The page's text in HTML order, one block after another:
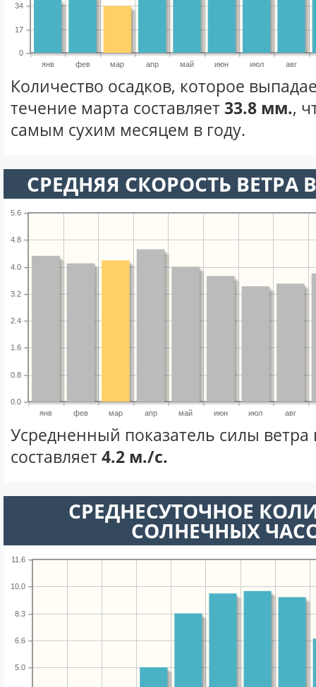
янв фев мар апр май июн июл авг
0
17
34
Количество осадков, которое
течение марта составляет33.8 мм.,
самым сухим месяцем в году.
СРЕДНЯЯ СКОРОСТЬ ВЕТРА
янв фев мар апр май июн июл авг
0.0
0.8
1.6
2.4
3.2
4.0
4.8
5.6
Усредненный показатель силы ветра
составляет4.2 м./с.
СРЕДНЕСУТОЧНОЕ
СОЛНЕЧНЫХ
5.0
6.6
8.3
10.0
11.6